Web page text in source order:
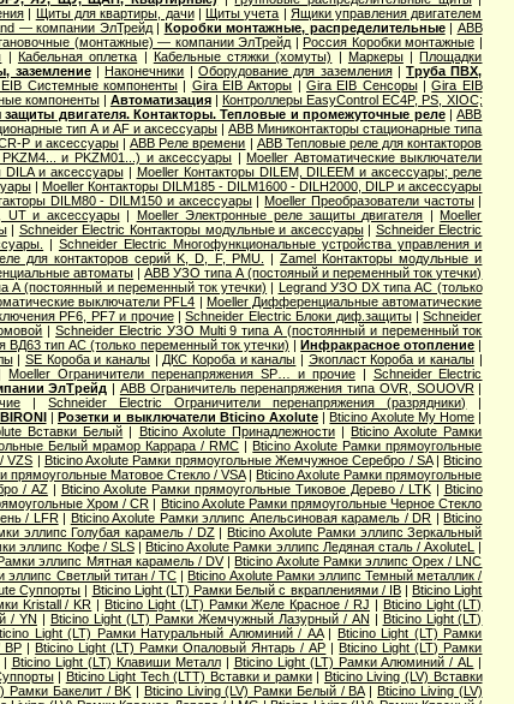
| Щиты для квартиры, дачи|Щиты учета | Ящики управления двигателем
— компании ЭлТрейд| Коробки монтажные, распределительные| ABB
(монтажные) — компании ЭлТрейд |Россия Коробки монтажные |
| Кабельная оплетка | Кабельные стяжки (хомуты) | Маркеры|Площадки
заземление|Наконечники | Оборудование для заземления|Труба ПВХ,
EIB Системные компоненты| Gira EIB Акторы | Gira EIB Сенсоры|Gira EIB
компоненты| Автоматизация|Контроллеры EasyControl EC4P, PS, XIOC;
защиты двигателя. Контакторы. Тепловые и промежуточные реле|ABB
тип A и AF и аксессуары|ABB Миниконтакторы стационарные типа
P и аксессуары|ABB Реле времени | ABB Тепловые реле для контакторов
и PKZM01...) и аксессуары |Moeller Автоматические выключатели
DILA и аксессуары| Moeller Контакторы DILEM, DILEEM и аксессуары; реле
| Moeller Контакторы DILM185 - DILM1600 - DILH2000, DILP и аксессуары
DILM80 - DILM150 и аксессуары|Moeller Преобразователи частоты|
UT и аксессуары| Moeller Электронные реле защиты двигателя |Moeller
| Schneider Electric Контакторы модульные и аксессуары| Schneider Electric
| Schneider Electric Многофункциональные устройства управления и
для контакторов серий K, D, F, PMU. |Zamel Контакторы модульные и
автоматы |ABB УЗО типа А (постояный и переменный ток утечки)
А (постоянный и переменный ток утечки) | Legrand УЗО DX типа АС (только
выключатели PFL4 | Moeller Дифференциальные автоматические
PF6, PF7 и прочие|Schneider Electric Блоки диф.защиты|Schneider
|Schneider Electric УЗО Multi 9 типа А (постоянный и переменный ток
тип АС (только переменный ток утечки) |Инфракрасное отопление |
| SE Короба и каналы| ДКС Короба и каналы | Экопласт Короба и каналы|
Moeller Ограничители перенапряжения SP… и прочие| Schneider Electric
ЭлТрейд | ABB Ограничитель перенапряжения типа OVR, SOUOVR|
|Schneider Electric Ограничители перенапряжения (разрядники)
|
|Розетки и выключатели Bticino Axolute|Bticino Axolute My Home |
Вставки Белый | Bticino Axolute Принадлежности|Bticino Axolute Рамки
Белый мрамор Каррара / RMC |Bticino Axolute Рамки прямоугольные
VZS | Bticino Axolute Рамки прямоугольные Жемчужное Серебро / SA|Bticino
прямоугольные Матовое Стекло / VSA|Bticino Axolute Рамки прямоугольные
/ AZ| Bticino Axolute Рамки прямоугольные Тиковое Дерево / LTK| Bticino
Хром / CR | Bticino Axolute Рамки прямоугольные Черное Стекло
/ LFR| Bticino Axolute Рамки эллипс Апельсиновая карамель / DR |Bticino
эллипс Голубая карамель / DZ|Bticino Axolute Рамки эллипс Зеркальный
эллипс Кофе / SLS|Bticino Axolute Рамки эллипс Ледяная сталь / AxoluteL
|
эллипс Мятная карамель / DV|Bticino Axolute Рамки эллипс Орех / LNC
эллипс Светлый титан / TC |Bticino Axolute Рамки эллипс Темный металлик /
Суппорты | Bticino Light (LT) Рамки Белый с вкраплениями / IB|Bticino Light
Kristall / KR |Bticino Light (LT) Рамки Желе Красное / RJ | Bticino Light (LT)
/ YN | Bticino Light (LT) Рамки Жемчужный Лазурный / AN | Bticino Light (LT)
Light (LT) Рамки Натуральный Алюминий / AA| Bticino Light (LT) Рамки
BP |Bticino Light (LT) Рамки Опаловый Янтарь / AP |Bticino Light (LT) Рамки
Bticino Light (LT) Клавиши Металл| Bticino Light (LT) Рамки Алюминий / AL
|
| Bticino Light Tech (LTT) Вставки и рамки| Bticino Living (LV) Вставки
Рамки Бакелит / BK | Bticino Living (LV) Рамки Белый / BA| Bticino Living (LV)